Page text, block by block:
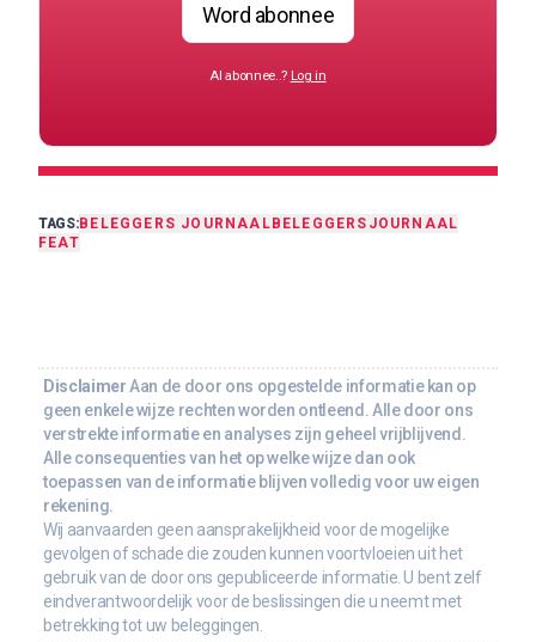
Word abonnee
Al abonnee..? Log in
TAGS:BELEGGERS JOURNAAL BELEGGERSJOURNAAL
FEAT
Disclaimer Aan de door ons opgestelde informatie kan op
geen enkele wijze rechten worden ontleend. Alle door ons
verstrekte informatie en analyses zijn geheel vrijblijvend.
Alle consequenties van het op welke wijze dan ook
toepassen van de informatie blijven volledig voor uw eigen
rekening.
Wij aanvaarden geen aansprakelijkheid voor de mogelijke
gevolgen of schade die zouden kunnen voortvloeien uit het
gebruik van de door ons gepubliceerde informatie. U bent zelf
eindverantwoordelijk voor de beslissingen die u neemt met
betrekking tot uw beleggingen.